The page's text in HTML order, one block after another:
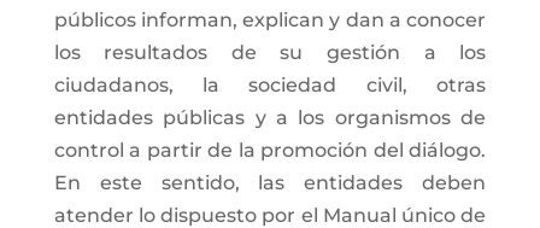
públicos informan, explican y dan a conocer
los resultados de su gestión a los
ciudadanos, la sociedad civil, otras
entidades públicas y a los organismos de
control a partir de la promoción del diálogo.
En este sentido, las entidades deben
atender lo dispuesto por el Manual único de